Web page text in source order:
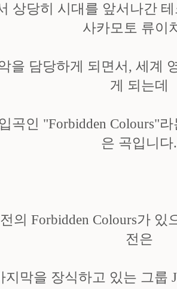
상당히 시대를 앞서나간
사카모토 류이
을 담당하게 되면서, 세계
게 되는데
곡인 "Forbidden Colours"
은 곡입니다.
의 Forbidden Colours가
전은
지막을 장식하고 있는 그룹